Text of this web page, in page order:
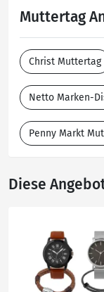
Muttertag
Christ Muttertag
Netto Marken-
Penny Markt
Diese